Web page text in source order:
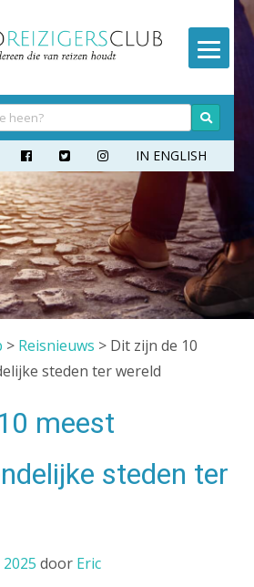
   IN ENGLISH
> Reisnieuws > Dit zijn de 10
steden ter wereld
meest
steden ter
door Eric